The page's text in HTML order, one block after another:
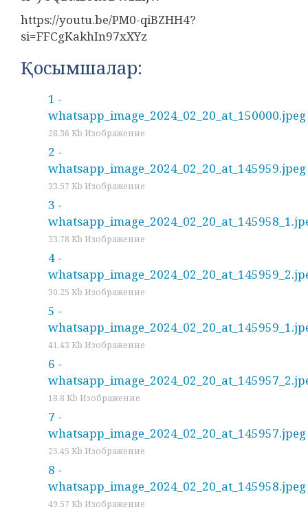
https://youtu.be/PM0-qiBZHH4?
si=FFCgKakhIn97xXYz
Қосымшалар:
1 -
whatsapp_image_2024_02_20_at_150000.jpeg
28.36 Kb Изображение
2 -
whatsapp_image_2024_02_20_at_145959.jpeg
33.57 Kb Изображение
3 -
33.78 Kb Изображение
4 -
30.25 Kb Изображение
5 -
41.43 Kb Изображение
6 -
18.8 Kb Изображение
7 -
whatsapp_image_2024_02_20_at_145957.jpeg
25.45 Kb Изображение
8 -
whatsapp_image_2024_02_20_at_145958.jpeg
49.57 Kb Изображение